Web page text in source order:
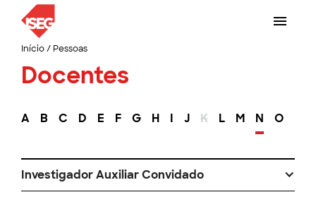
Início/ Pessoas
Docentes
A B C D E F G H I J K L M N O
Investigador Auxiliar Convidado